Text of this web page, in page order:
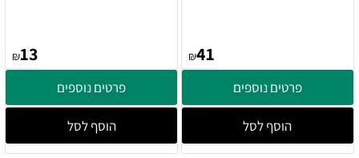
₪41
פרטים נוספים
הוסף לסל
₪13
פרטים נוספים
הוסף לסל